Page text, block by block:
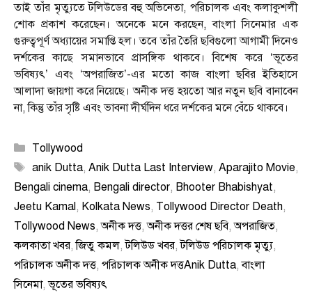
তাই তাঁর মৃত্যুতে টলিউডের বহু অভিনেতা, পরিচালক এবং কলাকুশলী
শোক প্রকাশ করেছেন। অনেকে মনে করছেন, বাংলা সিনেমার এক
গুরুত্বপূর্ণ অধ্যায়ের সমাপ্তি হল। তবে তাঁর তৈরি ছবিগুলো আগামী দিনেও
দর্শকের কাছে সমানভাবে প্রাসঙ্গিক থাকবে। বিশেষ করে ‘ভূতের
ভবিষ্যৎ’ এবং ‘অপরাজিত’-এর মতো কাজ বাংলা ছবির ইতিহাসে
আলাদা জায়গা করে নিয়েছে। অনীক দত্ত হয়তো আর নতুন ছবি বানাবেন
না, কিন্তু তাঁর সৃষ্টি এবং ভাবনা দীর্ঘদিন ধরে দর্শকের মনে বেঁচে থাকবে।
Categories
Tollywood
Tags
anik Dutta, Anik Dutta Last Interview, Aparajito Movie,
Bengali cinema, Bengali director, Bhooter Bhabishyat,
Jeetu Kamal, Kolkata News, Tollywood Director Death,
Tollywood News,অনীক দত্ত,অনীক দত্তর শেষ ছবি,অপরাজিত,
কলকাতা খবর,জিতু কমল,টলিউড খবর,টলিউড পরিচালক মৃত্যু,
পরিচালক অনীক দত্ত, পরিচালক অনীক দত্তAnik Dutta,বাংলা
সিনেমা,ভূতের ভবিষ্যৎ